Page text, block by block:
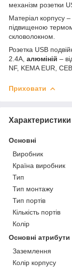
механізм розетки
Матеріал корпусу
підвищеною
скловолокном.
Розетка USB
2.4A, алюміній –
NF, KEMA EUR,
Приховати
Характеристики
Основні
Виробник
Країна виробник
Тип
Тип монтажу
Тип портів
Кількість портів
Колір
Основні атрибути
Заземлення
Колір корпусу